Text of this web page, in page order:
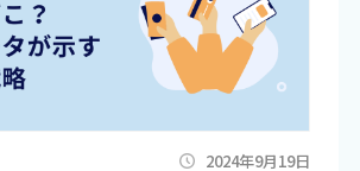
2024年9月19日